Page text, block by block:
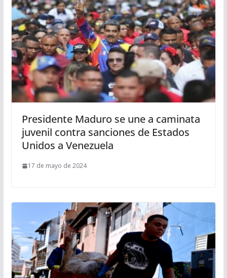
Presidente Maduro se une a caminata
juvenil contra sanciones de Estados
Unidos a Venezuela
17 de mayo de 2024